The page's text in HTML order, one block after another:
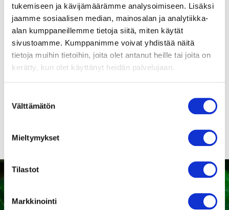
tukemiseen ja kävijämäärämme analysoimiseen. Lisäksi
jaamme sosiaalisen median, mainosalan ja analytiikka-
alan kumppaneillemme tietoja siitä, miten käytät
sivustoamme. Kumppanimme voivat yhdistää näitä
tietoja muihin tietoihin, joita olet antanut heille tai joita on
kerätty, kun olet käyttänyt heidän palvelujaan.
valinta
Välttämätön
Mieltymykset
Tilastot
Markkinointi
Paino
2.1 kg
Tuotenumero
9416355255
125 W puhaltimia. Yli 125 W
puhaltimien kohdalle on
direktiivin vaatimukset.
turvamääräykset!